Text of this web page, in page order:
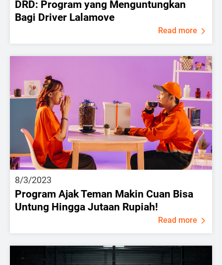
DRD: Program yang Menguntungkan
Bagi Driver Lalamove
Read more
8/3/2023
Program Ajak Teman Makin Cuan Bisa
Untung Hingga Jutaan Rupiah!
Read more